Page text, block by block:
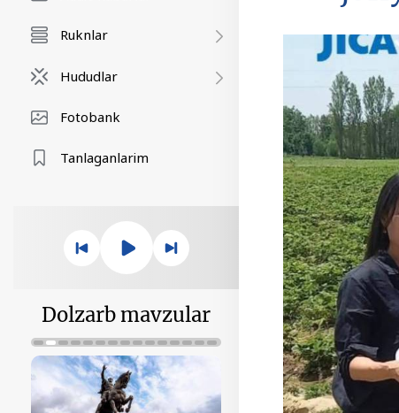
Ruknlar
Hududlar
Fotobank
Tanlaganlarim
Dolzarb mavzular